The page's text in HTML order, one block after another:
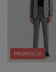
PROMOCJA